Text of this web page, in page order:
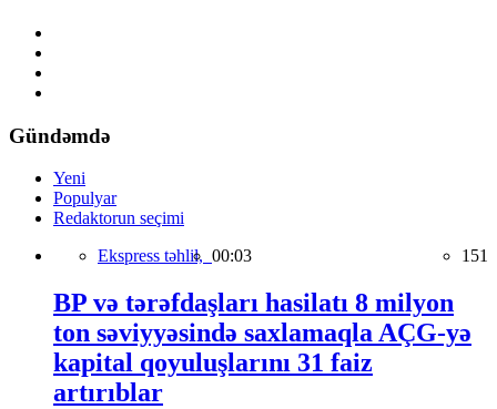
Gündəmdə
Yeni
Populyar
Redaktorun seçimi
Ekspress təhlil, 00:03 151
BP və tərəfdaşları hasilatı 8 milyon
ton səviyyəsində saxlamaqla AÇG-yə
kapital qoyuluşlarını 31 faiz
artırıblar